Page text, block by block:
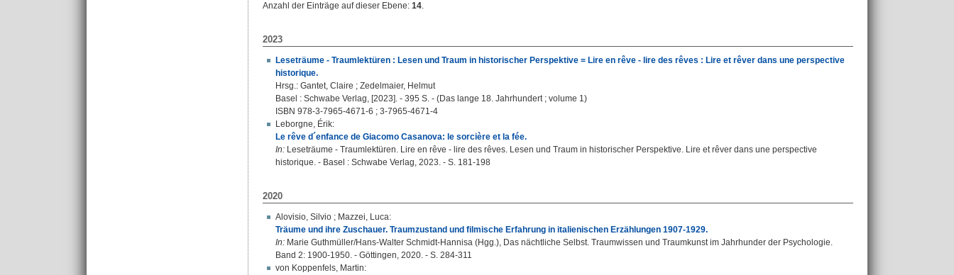
Anzahl der Einträge auf dieser Ebene: 14.
2023
Leseträume - Traumlektüren : Lesen und Traum in historischer Perspektive = Lire en rêve - lire des rêves : Lire et rêver dans une perspective
historique.
Hrsg.: Gantet, Claire ; Zedelmaier, Helmut
Basel : Schwabe Verlag, [2023]. - 395 S. - (Das lange 18. Jahrhundert ; volume 1)
ISBN 978-3-7965-4671-6 ; 3-7965-4671-4
Leborgne, Érik:
Le rêve d´enfance de Giacomo Casanova: le sorcière et la fée.
In: Leseträume - Traumlektüren. Lire en rêve - lire des rêves. Lesen und Traum in historischer Perspektive. Lire et rêver dans une perspective
historique. - Basel : Schwabe Verlag, 2023. - S. 181-198
2020
Alovisio, Silvio ; Mazzei, Luca:
Träume und ihre Zuschauer. Traumzustand und filmische Erfahrung in italienischen Erzählungen 1907-1929.
In: Marie Guthmüller/Hans-Walter Schmidt-Hannisa (Hgg.), Das nächtliche Selbst. Traumwissen und Traumkunst im Jahrhunder der Psychologie.
Band 2: 1900-1950. - Göttingen, 2020. - S. 284-311
von Koppenfels, Martin: